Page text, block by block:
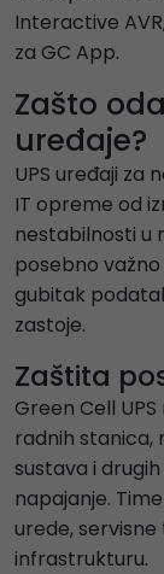
Interactive
za GC App.
Zašto
uređaje?
UPS uređaji za
IT opreme od
nestabilnosti u
posebno
gubitak
zastoje.
Zaštita
Green Cell
radnih stanica,
sustava i
napajanje.
urede,
infrastrukturu.